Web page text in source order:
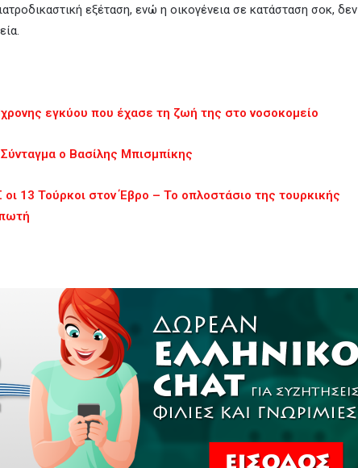
εξέταση, ενώ η οικογένεια σε κατάσταση σοκ, δεν
εγκύου που έχασε τη ζωή της στο νοσοκομείο
ο Βασίλης Μπισμπίκης
13 Τούρκοι στον Έβρο – Το οπλοστάσιο της τουρκικής